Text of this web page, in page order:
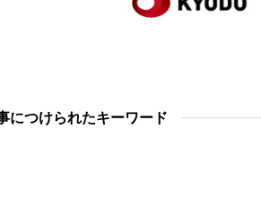
につけられたキーワード